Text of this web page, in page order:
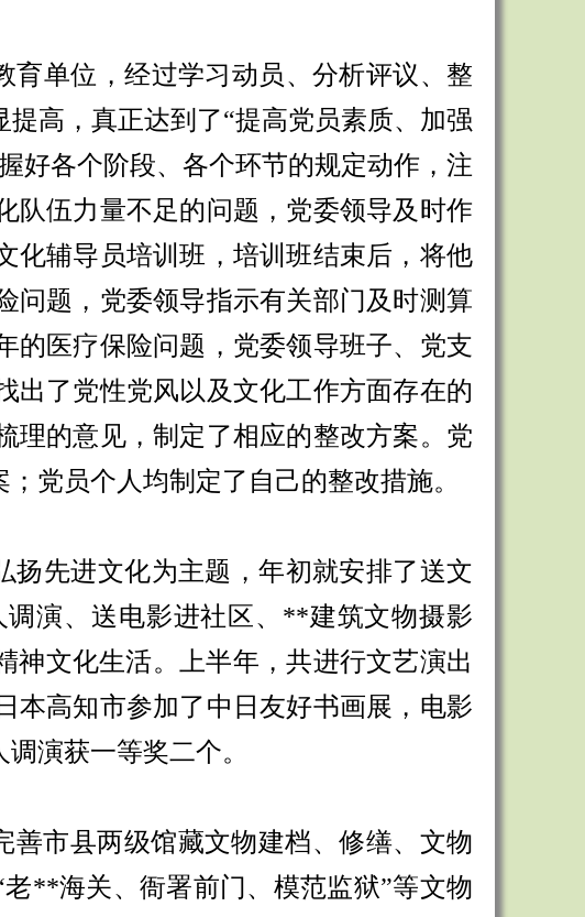
育单位，经过学习动员、分析评议、整
高，真正达到了“提高党员素质、加强
好各个阶段、各个环节的规定动作，注
队伍力量不足的问题，党委领导及时作
化辅导员培训班，培训班结束后，将他
问题，党委领导指示有关部门及时测算
的医疗保险问题，党委领导班子、党支
出了党性党风以及文化工作方面存在的
理的意见，制定了相应的整改方案。党
党员个人均制定了自己的整改措施。
扬先进文化为主题，年初就安排了送文
演、送电影进社区、 **建筑文物摄影
神文化生活。上半年，共进行文艺演出
本高知市参加了中日友好书画展，电影
演获一等奖二个。
善市县两级馆藏文物建档、修缮、文物
**海关、衙署前门、模范监狱”等文物